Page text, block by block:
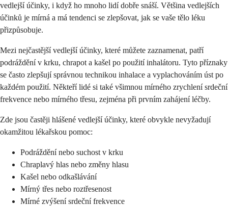
vedlejší účinky, i když ho mnoho lidí dobře snáší. Většina vedlejších
účinků je mírná a má tendenci se zlepšovat, jak se vaše tělo léku
přizpůsobuje.
Mezi nejčastější vedlejší účinky, které můžete zaznamenat, patří
podráždění v krku, chrapot a kašel po použití inhalátoru. Tyto příznaky
se často zlepšují správnou technikou inhalace a vyplachováním úst po
každém použití. Někteří lidé si také všimnou mírného zrychlení srdeční
frekvence nebo mírného třesu, zejména při prvním zahájení léčby.
Zde jsou častěji hlášené vedlejší účinky, které obvykle nevyžadují
okamžitou lékařskou pomoc:
Podráždění nebo suchost v krku
Chraplavý hlas nebo změny hlasu
Kašel nebo odkašlávání
Mírný třes nebo roztřesenost
Mírné zvýšení srdeční frekvence